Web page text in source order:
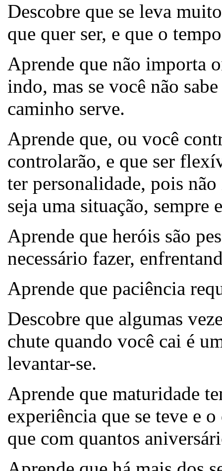
Descobre que se leva
que quer ser, e que o
Aprende que não importa
indo, mas se você não
caminho serve.
Aprende que, ou você
controlarão, e que ser
ter personalidade, pois
seja uma situação, sempre
Aprende que heróis são
necessário fazer,
Aprende que paciência
Descobre que algumas
chute quando você cai é
levantar-se.
Aprende que maturidade
experiência que se teve e
que com quantos